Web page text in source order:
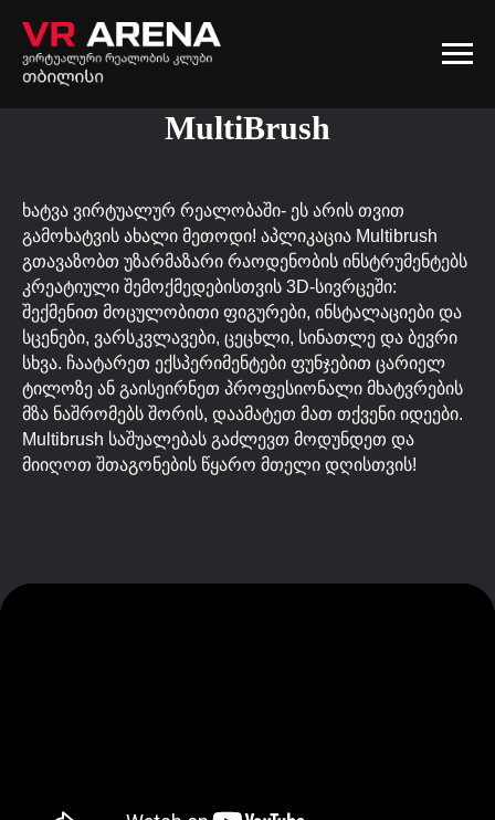
MultiBrush
ხატვა ვირტუალურ რეალობაში- ეს არის თვით
გამოხატვის ახალი მეთოდი! აპლიკაცია Multibrush
გთავაზობთ უზარმაზარი რაოდენობის ინსტრუმენტებს
კრეატიული შემოქმედებისთვის 3D-სივრცეში:
შექმენით მოცულობითი ფიგურები, ინსტალაციები და
სცენები, ვარსკვლავები, ცეცხლი, სინათლე და ბევრი
სხვა. ჩაატარეთ ექსპერიმენტები ფუნჯებით ცარიელ
ტილოზე ან გაისეირნეთ პროფესიონალი მხატვრების
მზა ნაშრომებს შორის, დაამატეთ მათ თქვენი იდეები.
Multibrush საშუალებას გაძლევთ მოდუნდეთ და
მიიღოთ შთაგონების წყარო მთელი დღისთვის!